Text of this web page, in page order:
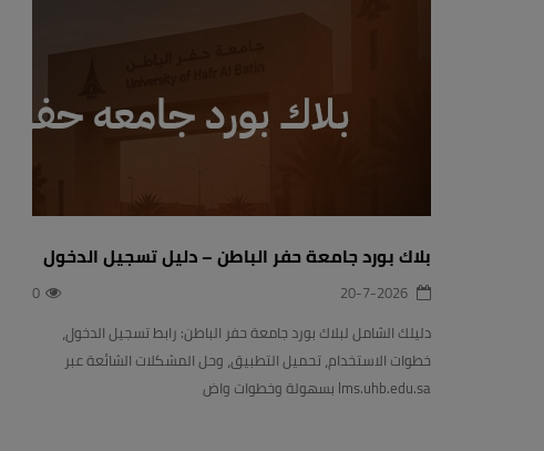
بلاك بورد جامعة حفر الباطن – دليل تسجيل الدخول
0
دليلك الشامل لبلاك بورد جامعة حفر الباطن: رابط تسجيل الدخول،
خطوات الاستخدام، تحميل التطبيق، وحل المشكلات الشائعة عبر
lms.uhb.edu.sa بسهولة وخطوات واض